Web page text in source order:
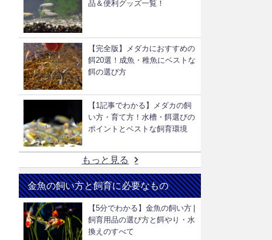
品＆便利グッズ一覧！
【完全版】メダカにおすすめの
餌20選！成魚・稚魚にベストな
餌の選び方
【1記事でわかる】メダカの飼
い方・育て方！水槽・餌選びの
ポイントとベストな飼育環境
もっと見る
金魚の飼い方と飼育に必要なもの
【5分でわかる】金魚の飼い方 |
飼育用品の選び方と餌やり・水
換えのすべて